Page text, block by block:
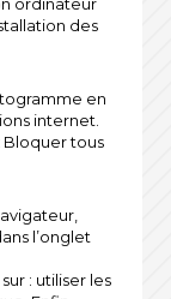
des
en
internet.
Bloquer tous
l’onglet
: utiliser les